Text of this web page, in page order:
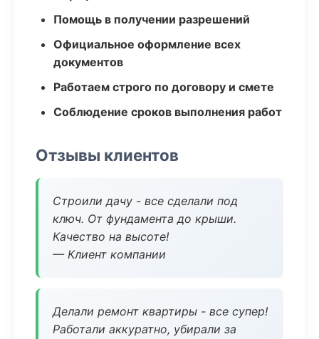
Помощь в получении разрешений
Официальное оформление всех
документов
Работаем строго по договору и смете
Соблюдение сроков выполнения работ
Отзывы клиентов
Строили дачу - все сделали под
ключ. От фундамента до крыши.
Качество на высоте!
— Клиент компании
Делали ремонт квартиры - все супер!
Работали аккуратно, убирали за